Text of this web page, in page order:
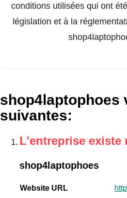
conditions utilisées qui ont
législation et à la
shop4laptophoes
suivantes:
L'entreprise existe
shop4laptophoes
Website URL